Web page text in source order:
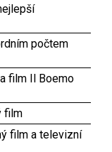
počtem
film Il Boemo
film
film a televizní